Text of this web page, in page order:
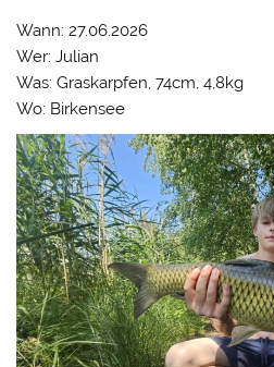
Wann: 27.06.2026
Wer: Julian
Was: Graskarpfen, 74cm, 4,8kg
Wo: Birkensee